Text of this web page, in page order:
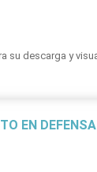
su descarga y
EN